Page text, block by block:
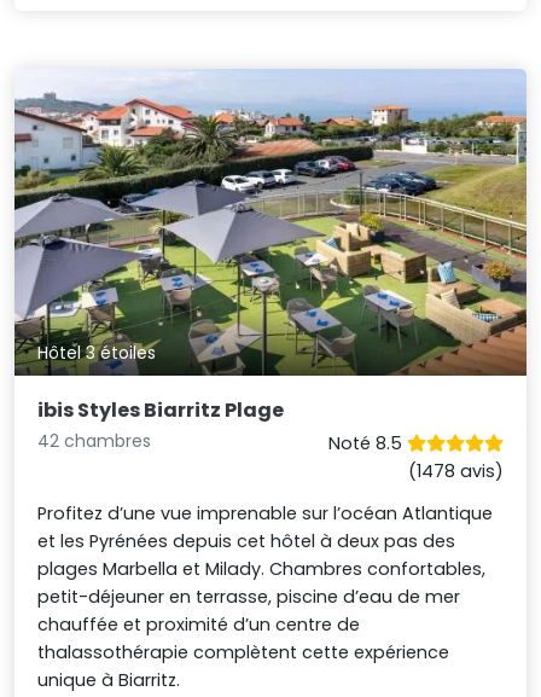
Hôtel 3 étoiles
ibis Styles Biarritz Plage
42 chambres
Noté 8.5
(1478 avis)
Profitez d’une vue imprenable sur l’océan Atlantique
et les Pyrénées depuis cet hôtel à deux pas des
plages Marbella et Milady. Chambres confortables,
petit-déjeuner en terrasse, piscine d’eau de mer
chauffée et proximité d’un centre de
thalassothérapie complètent cette expérience
unique à Biarritz.